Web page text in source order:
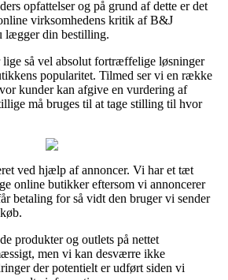
opfattelser og på grund af dette er det
virksomhedens kritik af B&J
lægger din bestilling.
så vel absolut fortræffelige løsninger
popularitet. Tilmed ser vi en række
kunder kan afgive en vurdering af
må bruges til at tage stilling til hvor
ved hjælp af annoncer. Vi har et tæt
online butikker eftersom vi annoncerer
betaling for så vidt den bruger vi sender
produkter og outlets på nettet
men vi kan desværre ikke
der potentielt er udført siden vi